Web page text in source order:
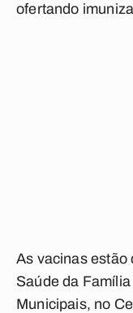
ofertando
As vacinas estão
Saúde da
Municipais, no